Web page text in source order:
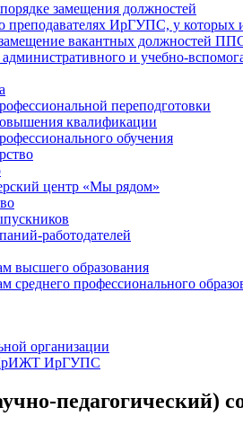
замещения должностей
ИрГУПС, у которых
вакантных должностей
и учебно-
переподготовки
квалификации
обучения
центр «Мы рядом»
работодателей
высшего образования
среднего профессионального
организации
КрИЖТ ИрГУПС